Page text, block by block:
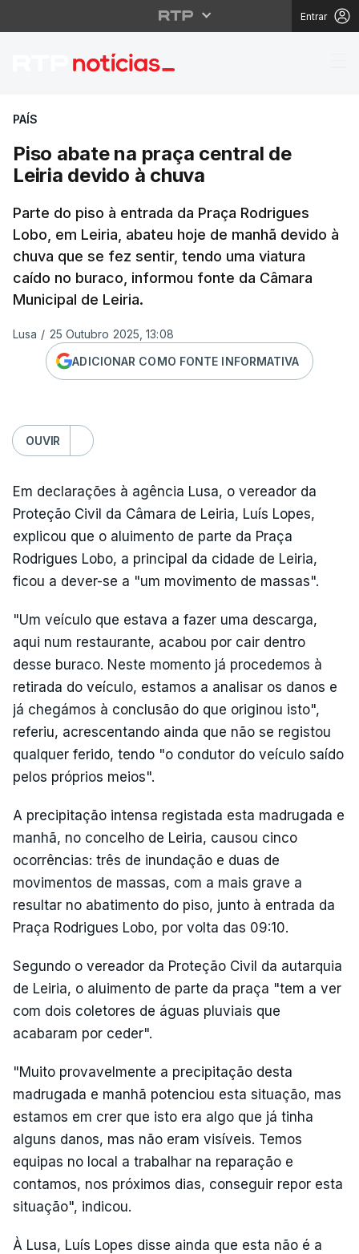
Entrar
Piso abate na praça
PAÍS
Piso abate na praça central de
Leiria devido à chuva
Parte do piso à entrada da Praça Rodrigues
Lobo, em Leiria, abateu hoje de manhã devido à
chuva que se fez sentir, tendo uma viatura
caído no buraco, informou fonte da Câmara
Municipal de Leiria.
Lusa / 25 Outubro 2025, 13:08
ADICIONAR COMO FONTE INFORMATIVA
OUVIR
Em declarações à agência Lusa, o vereador da
Proteção Civil da Câmara de Leiria, Luís Lopes,
explicou que o aluimento de parte da Praça
Rodrigues Lobo, a principal da cidade de Leiria,
ficou a dever-se a "um movimento de massas".
"Um veículo que estava a fazer uma descarga,
aqui num restaurante, acabou por cair dentro
desse buraco. Neste momento já procedemos à
retirada do veículo, estamos a analisar os danos e
já chegámos à conclusão do que originou isto",
referiu, acrescentando ainda que não se registou
qualquer ferido, tendo "o condutor do veículo saído
pelos próprios meios".
A precipitação intensa registada esta madrugada e
manhã, no concelho de Leiria, causou cinco
ocorrências: três de inundação e duas de
movimentos de massas, com a mais grave a
resultar no abatimento do piso, junto à entrada da
Praça Rodrigues Lobo, por volta das 09:10.
Segundo o vereador da Proteção Civil da autarquia
de Leiria, o aluimento de parte da praça "tem a ver
com dois coletores de águas pluviais que
acabaram por ceder".
"Muito provavelmente a precipitação desta
madrugada e manhã potenciou esta situação, mas
estamos em crer que isto era algo que já tinha
alguns danos, mas não eram visíveis. Temos
equipas no local a trabalhar na reparação e
contamos, nos próximos dias, conseguir repor esta
situação", indicou.
À Lusa, Luís Lopes disse ainda que esta não é a